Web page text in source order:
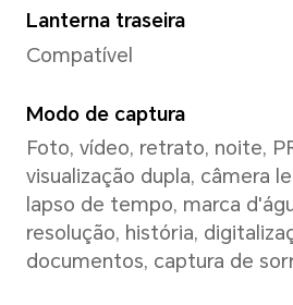
4xA73 2,8 GHz
de acordo com a
GPU
Adreno 610